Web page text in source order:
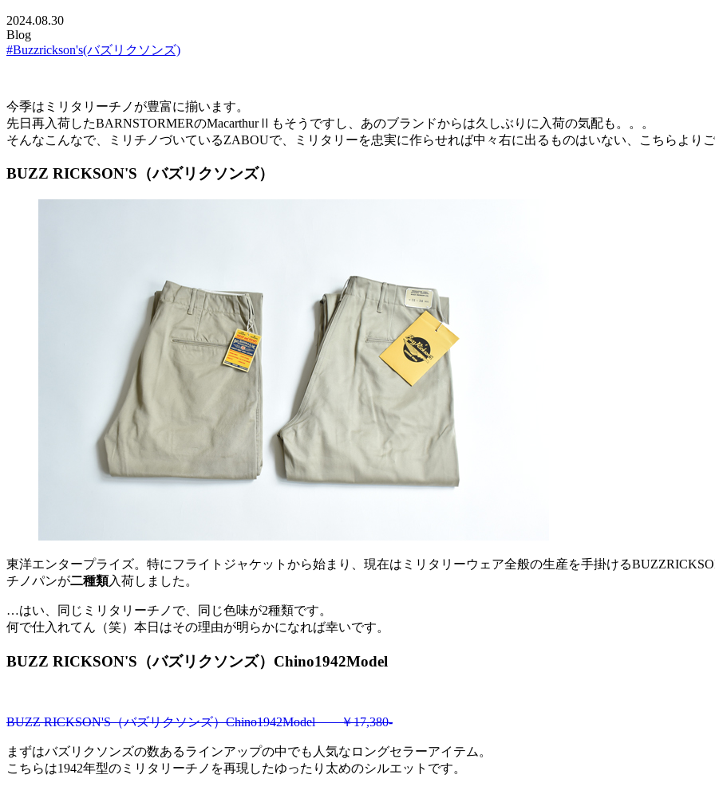
2024.08.30
Blog
#Buzzrickson's(バズリクソンズ)
今季はミリタリーチノが豊富に揃います。
先日再入荷したBARNSTORMERのMacarthurⅡもそうですし、あのブランドからは久しぶりに入荷の気配も。。。
そんなこんなで、ミリチノづいているZABOUで、ミリタリーを忠実に作らせれば中々右に出るものはいない、こちらよりご
BUZZ RICKSON'S（バズリクソンズ）
東洋エンタープライズ。特にフライトジャケットから始まり、現在はミリタリーウェア全般の生産を手掛ける
チノパンが二種類入荷しました。
…はい、同じミリタリーチノで、同じ色味が2種類です。
何で仕入れてん（笑）本日はその理由が明らかになれば幸いです。
BUZZ RICKSON'S（バズリクソンズ）Chino1942Model
BUZZ RICKSON'S（バズリクソンズ）Chino1942Model ￥17,380-
まずはバズリクソンズの数あるラインアップの中でも人気なロングセラーアイテム。
こちらは1942年型のミリタリーチノを再現したゆったり太めのシルエットです。